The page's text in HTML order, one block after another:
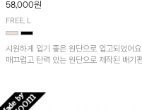
58,000원
FREE, L
시원하게 입기 좋은 원단으로 입고되었어
매끄럽고 탄력 있는 원단으로 제작된 배기